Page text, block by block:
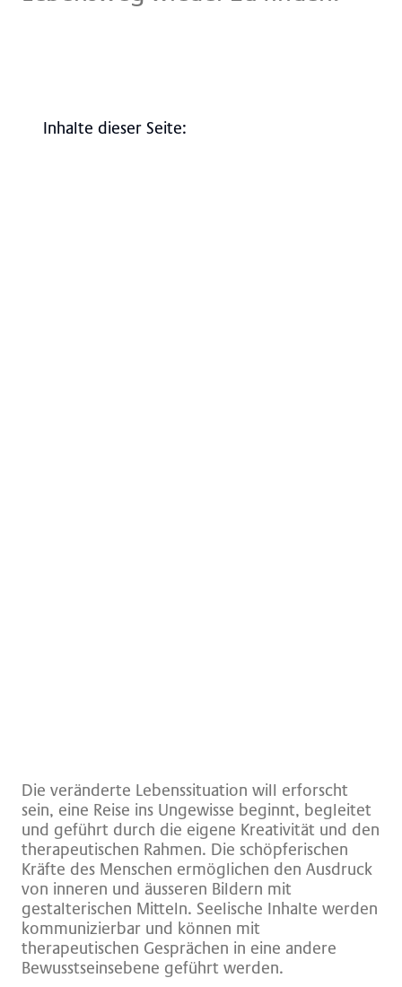
Inhalte dieser Seite:
Die veränderte Lebenssituation will erforscht
sein, eine Reise ins Ungewisse beginnt, begleitet
und geführt durch die eigene Kreativität und den
therapeutischen Rahmen. Die schöpferischen
Kräfte des Menschen ermöglichen den Ausdruck
von inneren und äusseren Bildern mit
gestalterischen Mitteln. Seelische Inhalte werden
kommunizierbar und können mit
therapeutischen Gesprächen in eine andere
Bewusstseinsebene geführt werden.